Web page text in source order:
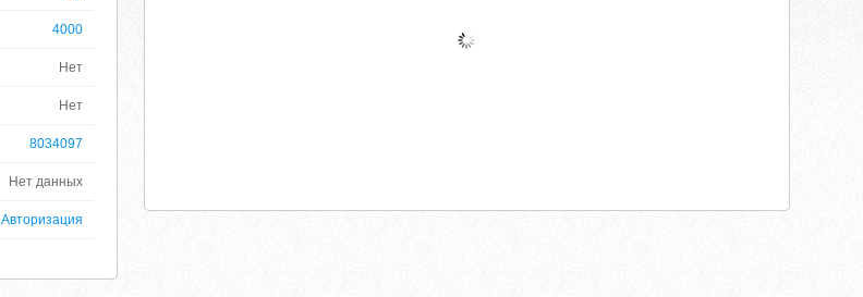
4000
Нет
Нет
8034097
Нет данных
Авторизация